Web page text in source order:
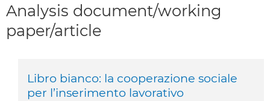
Analysis document/working
paper/article
Libro bianco: la cooperazione sociale
per l’inserimento lavorativo